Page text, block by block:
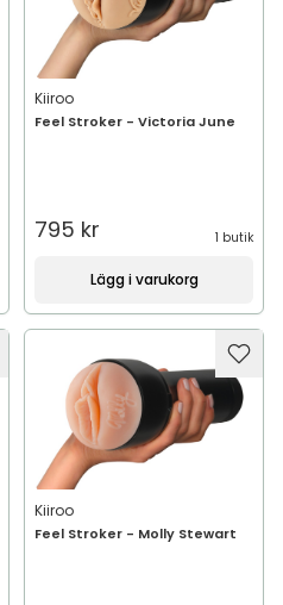
Kiiroo
Feel Stroker - Victoria June
795 kr 1 butik
Lägg i varukorg
Kiiroo
Feel Stroker - Molly Stewart